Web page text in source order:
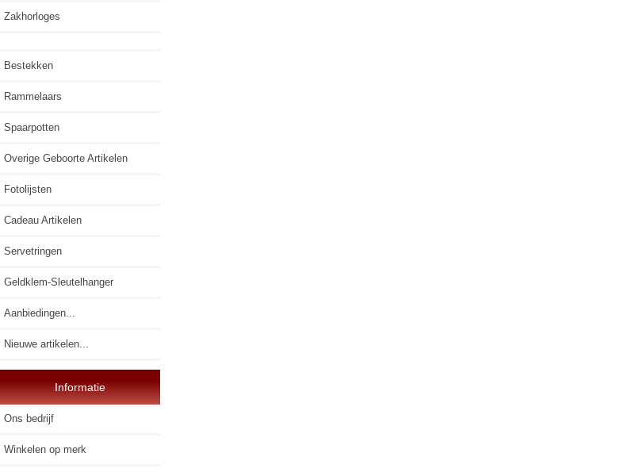
Zakhorloges
Bestekken
Rammelaars
Spaarpotten
Overige Geboorte Artikelen
Fotolijsten
Cadeau Artikelen
Servetringen
Geldklem-Sleutelhanger
Aanbiedingen...
Nieuwe artikelen...
Informatie
Ons bedrijf
Winkelen op merk